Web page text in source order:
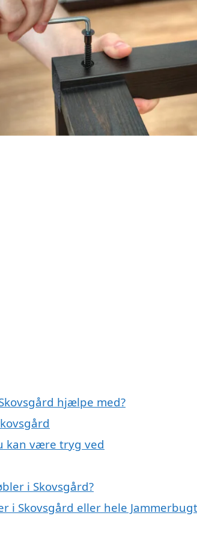
hjælpe med?
kan være tryg ved
i Skovsgård?
i Skovsgård eller hele Jammerbugt